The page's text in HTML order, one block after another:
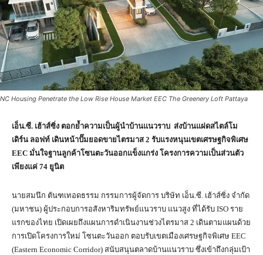
NC Housing Penetrate the Low Rise House Market EEC The Greenery Loft Pattaya
เอ็น.ซี. เฮ้าส์ซิ่ง ตอกย้ำความเป็นผู้นำบ้านแนวราบ ส่งบ้านแฝดสไตล์โม
เดิร์น ลอฟท์ เดินหน้าปั๊มยอดขายไตรมาส 2 รับแรงหนุนเขตเศรษฐกิจพิเศษ
EEC มั่นใจฐานลูกค้าโซนตะวันออกแข็งแกร่ง โครงการความเป็นส่วนตัว
เพียงแค่ 74 ยูนิต
นายสมนึก ตันฑเทอดธรรม กรรมการผู้จัดการ บริษัท เอ็น.ซี. เฮ้าส์ซิ่ง จำกัด
(มหาชน) ผู้ประกอบการอสังหาริมทรัพย์แนวราบ แนวสูง ที่ได้รับ ISO ราย
แรกของไทย เปิดเผยถึงแผนการดำเนินงานช่วงไตรมาส 2 เดินตามแผนด้วย
การเปิดโครงการใหม่ โซนตะวันออก ตอบรับเขตเมืองเศรษฐกิจพิเศษ EEC
(Eastern Economic Corridor) สนับสนุนตลาดบ้านแนวราบ ซึ่งเข้าถึงกลุ่มเป้า